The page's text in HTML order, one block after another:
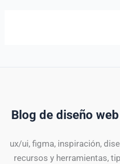
Blog de diseño
ux/ui, figma, inspiración,
recursos y herramientas,